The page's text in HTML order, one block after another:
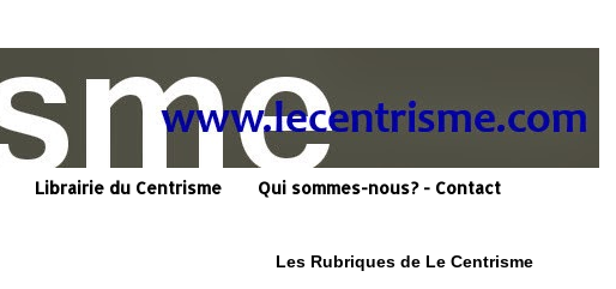
Librairie du Centrisme Qui sommes-nous? - Contact
Les Rubriques de Le Centrisme